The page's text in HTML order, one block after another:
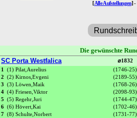
Alle Aufstellungen] -
Die gewünschte
SC Porta Westfalica
⌀1832
1
(1) Pilat,Aurelius (1746-25)
2 (2) Kirnos,Evgeni (2189-55)
3 (3) Löwen,Maik (1768-26)
4 (4) Friesen,Viktor (2098-93)
5 (5) Regehr,Juri (1744-47)
6 (6) Hövert,Kai (1702-46)
7 (8) Schulte,Norbert (1731-77)